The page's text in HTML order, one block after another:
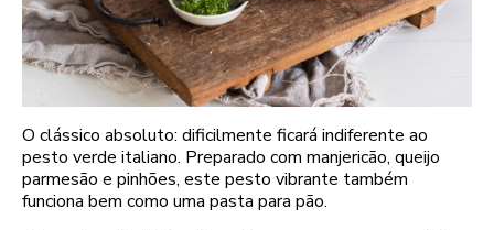
O clássico absoluto: dificilmente ficará indiferente ao
pesto verde italiano. Preparado com manjericão, queijo
parmesão e pinhões, este pesto vibrante também
funciona bem como uma pasta para pão.